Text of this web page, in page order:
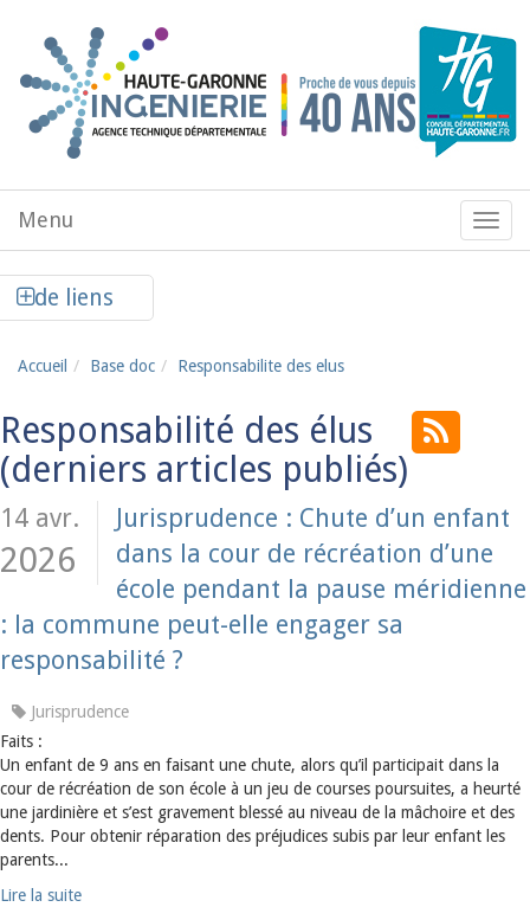
Menu
de
Menu
de liens
Accueil Base doc Responsabilite des elus
Responsabilité des élus
14 avr.
2026
Jurisprudence : Chute d’un enfant
dans la cour de récréation d’une
école pendant la pause méridienne
: la commune peut-elle engager sa
responsabilité ?
Jurisprudence
Faits :
Un enfant de 9 ans en faisant une chute, alors qu’il participait dans la
cour de récréation de son école à un jeu de courses poursuites, a heurté
une jardinière et s’est gravement blessé au niveau de la mâchoire et des
dents. Pour obtenir réparation des préjudices subis par leur enfant les
parents...
Lire la suite